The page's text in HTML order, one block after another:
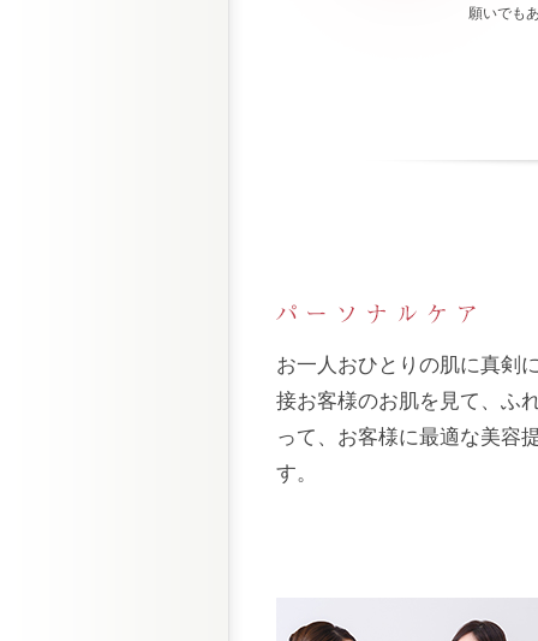
願いでも
お一人おひとりの肌に真剣
接お客様のお肌を見て、ふ
って、お客様に最適な美容
す。